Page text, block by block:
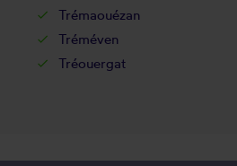
Trémaouézan
Tréméven
Tréouergat